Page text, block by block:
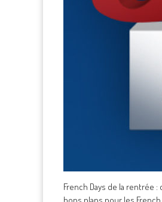
French Days de la rentrée